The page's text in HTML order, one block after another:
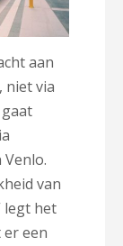
aan
niet via
van
legt het
er een